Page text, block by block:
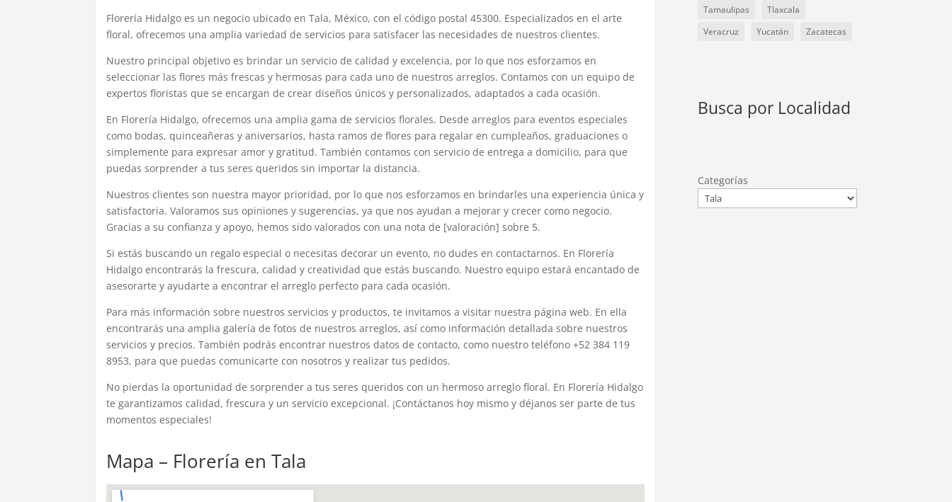
Florería Hidalgo es un negocio ubicado en Tala, México, con el código postal 45300. Especializados en el arte
floral, ofrecemos una amplia variedad de servicios para satisfacer las necesidades de nuestros clientes.
Nuestro principal objetivo es brindar un servicio de calidad y excelencia, por lo que nos esforzamos en
seleccionar las flores más frescas y hermosas para cada uno de nuestros arreglos. Contamos con un equipo de
expertos floristas que se encargan de crear diseños únicos y personalizados, adaptados a cada ocasión.
En Florería Hidalgo, ofrecemos una amplia gama de servicios florales. Desde arreglos para eventos especiales
como bodas, quinceañeras y aniversarios, hasta ramos de flores para regalar en cumpleaños, graduaciones o
simplemente para expresar amor y gratitud. También contamos con servicio de entrega a domicilio, para que
puedas sorprender a tus seres queridos sin importar la distancia.
Nuestros clientes son nuestra mayor prioridad, por lo que nos esforzamos en brindarles una experiencia única y
satisfactoria. Valoramos sus opiniones y sugerencias, ya que nos ayudan a mejorar y crecer como negocio.
Gracias a su confianza y apoyo, hemos sido valorados con una nota de [valoración] sobre 5.
Si estás buscando un regalo especial o necesitas decorar un evento, no dudes en contactarnos. En Florería
Hidalgo encontrarás la frescura, calidad y creatividad que estás buscando. Nuestro equipo estará encantado de
asesorarte y ayudarte a encontrar el arreglo perfecto para cada ocasión.
Para más información sobre nuestros servicios y productos, te invitamos a visitar nuestra página web. En ella
encontrarás una amplia galería de fotos de nuestros arreglos, así como información detallada sobre nuestros
servicios y precios. También podrás encontrar nuestros datos de contacto, como nuestro teléfono +52 384 119
8953, para que puedas comunicarte con nosotros y realizar tus pedidos.
No pierdas la oportunidad de sorprender a tus seres queridos con un hermoso arreglo floral. En Florería Hidalgo
te garantizamos calidad, frescura y un servicio excepcional. ¡Contáctanos hoy mismo y déjanos ser parte de tus
momentos especiales!
Mapa – Florería en Tala
Tamaulipas
Tlaxcala
Veracruz
Yucatán Zacatecas
Busca por Localidad
Categorías